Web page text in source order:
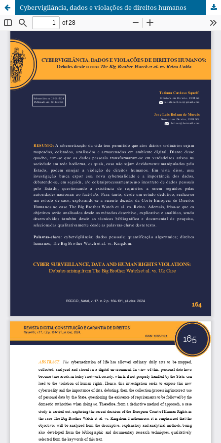
Cybervigilância, dados e violações de direitos humanos